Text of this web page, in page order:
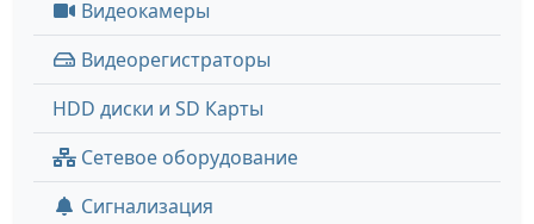
Видеокамеры
Видеорегистраторы
HDD диски и SD Карты
Сетевое оборудование
Сигнализация